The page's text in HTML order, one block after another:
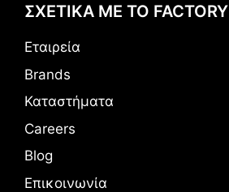
ΣΧΕΤΙΚΑ ΜΕ ΤΟ FACTORY
Εταιρεία
Brands
Καταστήματα
Careers
Blog
Επικοινωνία